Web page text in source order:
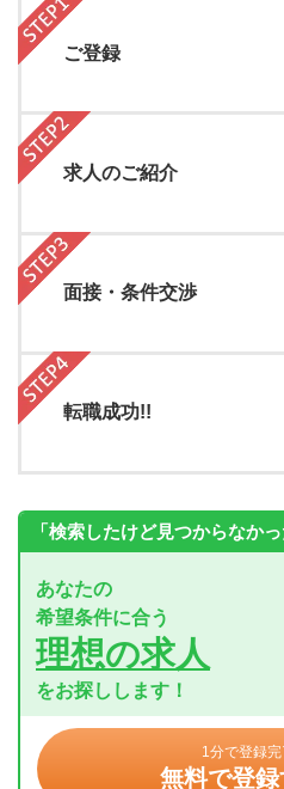
ご登録
求人のご紹介
面接・条件交渉
転職成功!!
「検索したけど見つからなかっ
あなたの
希望条件に合う
理想の求人
をお探しします！
1分で登録完
無料で登録